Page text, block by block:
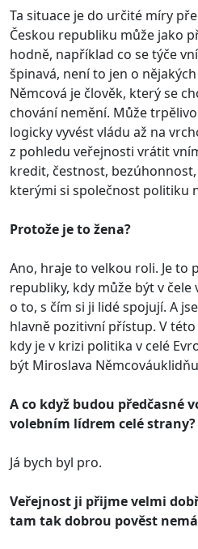
Ta situace je do určité míry
Českou republiku může jako
hodně, například co se týče
špinavá, není to jen o
Němcová je člověk, který se
chování nemění. Může
logicky vyvést vládu až na
z pohledu veřejnosti vrátit
kredit, čestnost,
kterými si společnost politiku
Protože je to žena?
Ano, hraje to velkou roli. Je to
republiky, kdy může být v čele
o to, s čím si ji lidé spojují. A
hlavně pozitivní přístup. V
kdy je v krizi politika v celé
být Miroslava
A co když budou předčasné
volebním lídrem celé strany?
Já bych byl pro.
Veřejnost ji přijme velmi
tam tak dobrou pověst